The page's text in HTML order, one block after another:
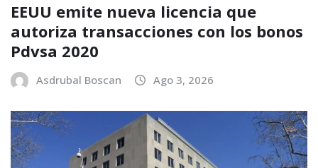
EEUU emite nueva licencia que
autoriza transacciones con los bonos
Pdvsa 2020
Asdrubal Boscan Ago 3, 2026